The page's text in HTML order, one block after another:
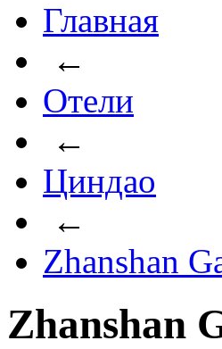
Главная
←
Отели
←
Циндао
←
Zhanshan
Zhanshan